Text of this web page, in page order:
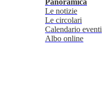
Panoramica
Le notizie
Le circolari
Calendario eventi
Albo online